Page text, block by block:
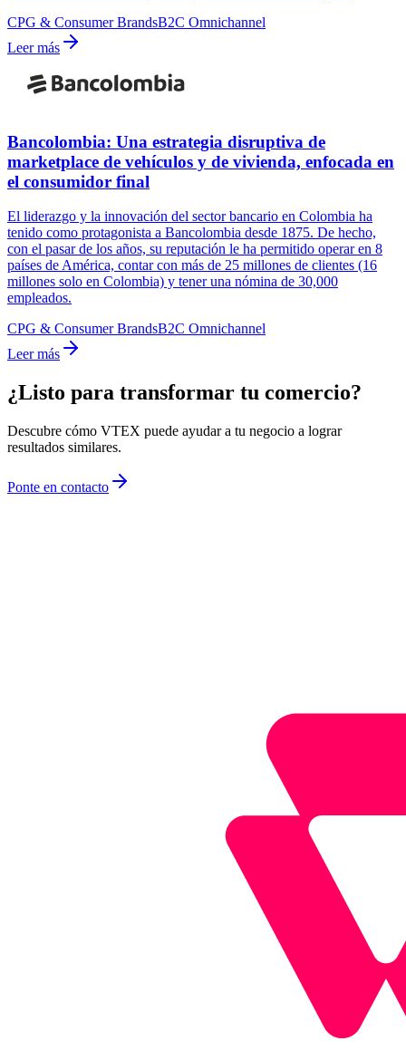
CPG & Consumer BrandsB2C Omnichannel
Leer más
Bancolombia: Una estrategia disruptiva de
marketplace de vehículos y de vivienda, enfocada en
el consumidor final
El liderazgo y la innovación del sector bancario en Colombia ha
tenido como protagonista a Bancolombia desde 1875. De hecho,
con el pasar de los años, su reputación le ha permitido operar en 8
países de América, contar con más de 25 millones de clientes (16
millones solo en Colombia) y tener una nómina de 30,000
empleados.
CPG & Consumer BrandsB2C Omnichannel
Leer más
¿Listo para transformar tu comercio?
Descubre cómo VTEX puede ayudar a tu negocio a lograr
resultados similares.
Ponte en contacto